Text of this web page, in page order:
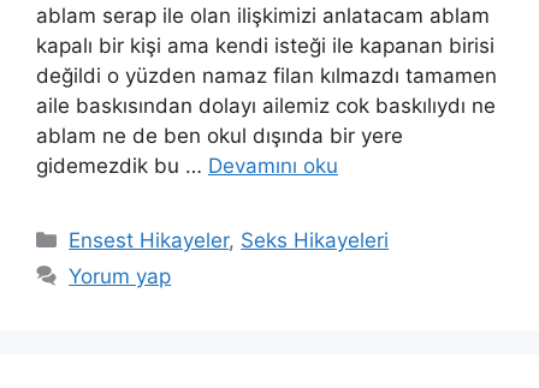
ablam serap ile olan ilişkimizi anlatacam ablam
kapalı bir kişi ama kendi isteği ile kapanan birisi
değildi o yüzden namaz filan kılmazdı tamamen
aile baskısından dolayı ailemiz cok baskılıydı ne
ablam ne de ben okul dışında bir yere
gidemezdik bu … Devamını oku
Kategoriler
Ensest Hikayeler, Seks Hikayeleri
Yorum yap